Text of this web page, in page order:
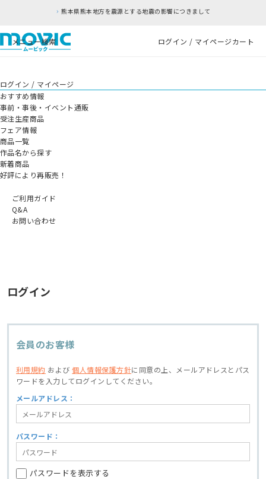
熊本県熊本地方を震源とする地震の影響につきまして
メニュー検索 ログイン / マイページカート
ログイン / マイページ
おすすめ情報
事前・事後・イベント通販
受注生産商品
フェア情報
商品一覧
作品名から探す
新着商品
好評により再販売！
ご利用ガイド
Q&A
お問い合わせ
ログイン
会員のお客様
利用規約 および個人情報保護方針に同意の上、
メールアドレスとパス
ワードを入力してログインしてください。
メールアドレス：
パスワード：
パスワードを表示する